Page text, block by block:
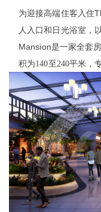
为迎接高端住客入住
人入口和日光浴室，
Mansion是一家全套
积为140至240平米，